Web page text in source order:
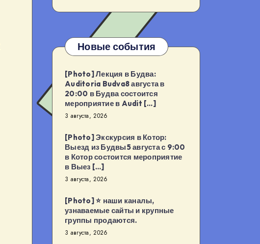
Новые события
[Photo] Лекция в Будва:
Auditoria Budva8 августа в
20:00 в Будва состоится
мероприятие в Audit […]
3 августа, 2026
[Photo] Экскурсия в Котор:
Выезд из Будвы5 августа с 9:00
в Котор состоится мероприятие
в Выез […]
3 августа, 2026
[Photo] ⭐️ наши каналы,
узнаваемые сайты и крупные
группы продаются.
3 августа, 2026